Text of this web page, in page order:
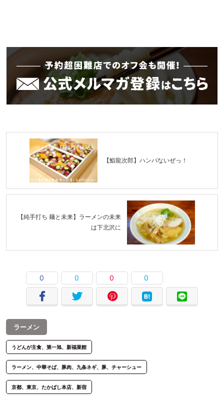
【鮨龍次郎】ハンパないぜっ！
【純手打ち 麺と未来】ラーメンの未来
は下北沢に
0 0 0 0
ラーメン
うどんが主食、第一旭、新福菜館
ラーメン、中華そば、豚肉、九条ネギ、豚、チャーシュー
京都、東京、たかばし本店、新宿